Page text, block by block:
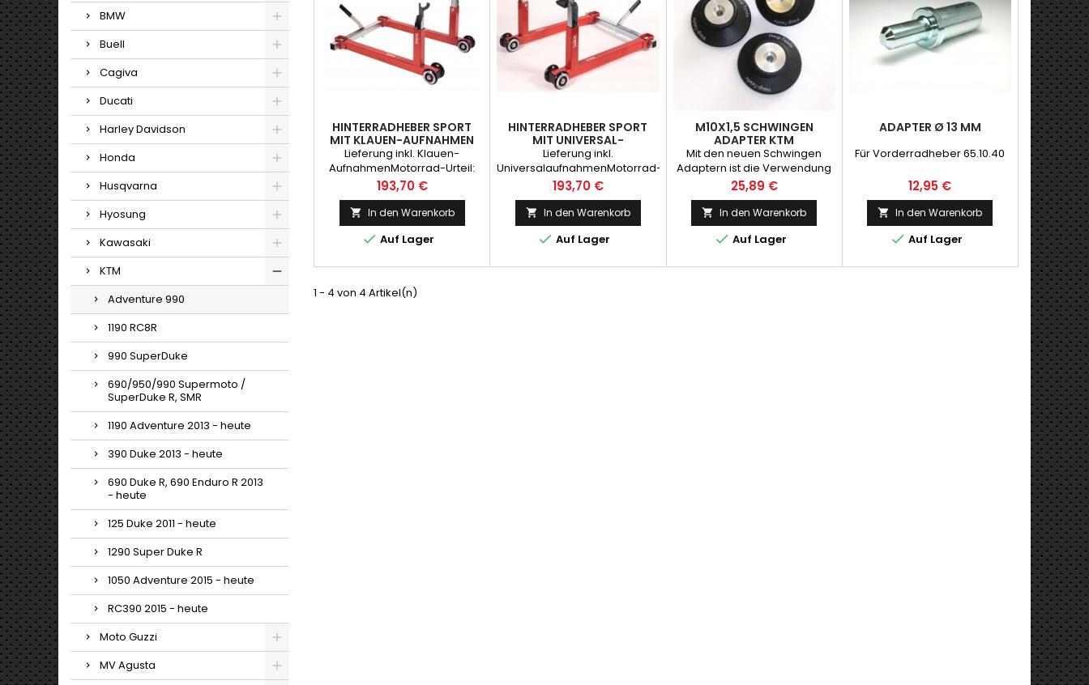
BMW
Buell
Cagiva
Ducati
Harley Davidson
Honda
Husqvarna
Hyosung
Kawasaki
KTM
Adventure 990
1190 RC8R
990 SuperDuke
690/950/990 Supermoto /
SuperDuke R, SMR
1190 Adventure 2013 - heute
390 Duke 2013 - heute
690 Duke R, 690 Enduro R 2013
- heute
125 Duke 2011 - heute
1290 Super Duke R
1050 Adventure 2015 - heute
RC390 2015 - heute
Moto Guzzi
MV Agusta
HINTERRADHEBER SPORT
MIT KLAUEN-AUFNAHMEN
Lieferung inkl. Klauen-
AufnahmenMotorrad-Urteil:
sehr gut2Räder-Urteil: sehr
gutMotorradfahrer
Empfehlung
Preis
193,70 €
 In den Warenkorb
 Auf Lager
HINTERRADHEBER SPORT
MIT UNIVERSAL-
AUFNAHMEN
Lieferung inkl.
UniversalaufnahmenMotorrad-
Urteil: sehr gut2Räder-Urteil:
Sehr gutMotorradfahrer:
Empfehlung
Preis
193,70 €
 In den Warenkorb
 Auf Lager
M10X1,5 SCHWINGEN
ADAPTER KTM
Mit den neuen Schwingen
Adaptern ist die Verwendung
eines Hinterradhebers mit
Klauenaufnahmen noch
einfacher!
Preis
25,89 €
 In den Warenkorb
 Auf Lager
ADAPTER Ø 13 MM
Für Vorderradheber 65.10.40
Preis
12,95 €
 In den Warenkorb
 Auf Lager
1 - 4 von 4 Artikel(n)